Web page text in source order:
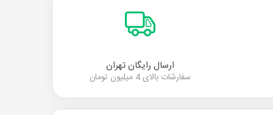
ارسال رایگان تهران
سفارشات بالای 4 میلیون تومان